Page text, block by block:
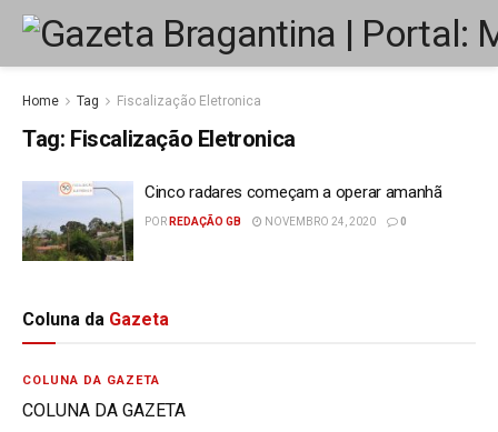
Home Tag Fiscalização Eletronica
Tag: Fiscalização Eletronica
Cinco radares começam a operar amanhã
POR REDAÇÃO GB NOVEMBRO 24, 2020 0
Coluna da Gazeta
COLUNA DA GAZETA
COLUNA DA GAZETA